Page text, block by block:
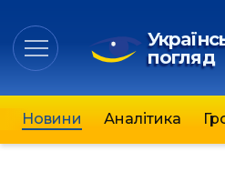
погляд
Новини Аналітика